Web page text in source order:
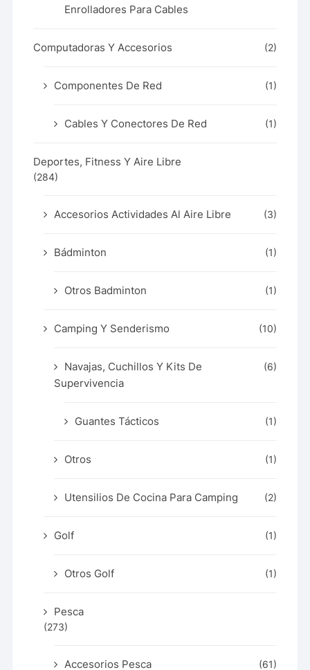
Enrolladores Para Cables
Computadoras Y Accesorios (2)
Componentes De Red (1)
Cables Y Conectores De Red (1)
Deportes, Fitness Y Aire Libre
(284)
Accesorios Actividades Al Aire Libre (3)
Bádminton (1)
Otros Badminton (1)
Camping Y Senderismo (10)
Navajas, Cuchillos Y Kits De
Supervivencia
(6)
Guantes Tácticos (1)
Otros (1)
Utensilios De Cocina Para Camping (2)
Golf (1)
Otros Golf (1)
Pesca
(273)
Accesorios Pesca (61)